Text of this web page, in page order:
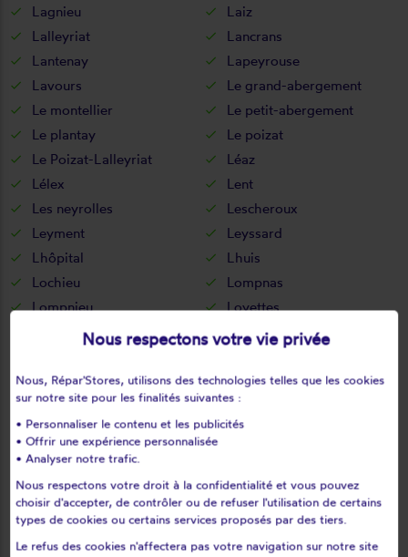
Lagnieu
Laiz
Lalleyriat
Lancrans
Lantenay
Lapeyrouse
Lavours
Le grand-abergement
Le montellier
Le petit-abergement
Le plantay
Le poizat
Le Poizat-Lalleyriat
Léaz
Lélex
Lent
Les neyrolles
Lescheroux
Leyment
Leyssard
Lhôpital
Lhuis
Lochieu
Lompnas
Lompnieu
Loyettes
L'abergement-clémenciat
Maillat
Malafretaz
Mantenay-montlin
Manziat
Marboz
Marchamp
Marignieu
Marsonnas
Martignat
Massieux
Massignieu-de-rives
Matafelon-granges
Meillonnas
Mérignat
Messimy-sur-saône
Nous respectons votre vie privée
Nous, Répar'Stores, utilisons des technologies telles que les cookies
sur notre site pour les finalités suivantes :
• Personnaliser le contenu et les publicités
• Offrir une expérience personnalisée
• Analyser notre trafic.
Nous respectons votre droit à la confidentialité et vous pouvez
choisir d'accepter, de contrôler ou de refuser l'utilisation de certains
types de cookies ou certains services proposés par des tiers.
Le refus des cookies n'affectera pas votre navigation sur notre site